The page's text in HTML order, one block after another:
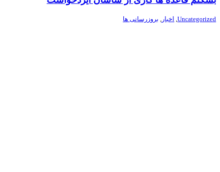
Uncategorized
, اخبار , بروزرسانی ها